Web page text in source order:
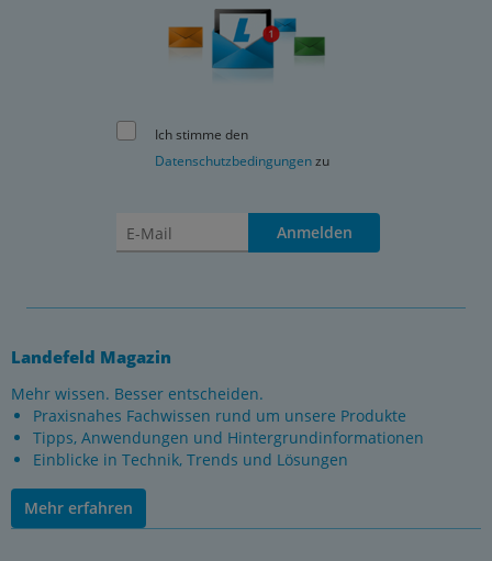
Ich stimme den
Datenschutzbedingungenzu
Anmelden
Landefeld Magazin
Mehr wissen. Besser entscheiden.
Praxisnahes Fachwissen rund um unsere Produkte
Tipps, Anwendungen und Hintergrundinformationen
Einblicke in Technik, Trends und Lösungen
Mehr erfahren